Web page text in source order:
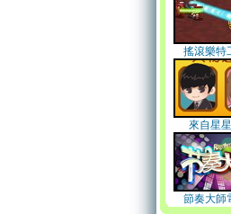
搖滾樂特
來自星
節奏大師